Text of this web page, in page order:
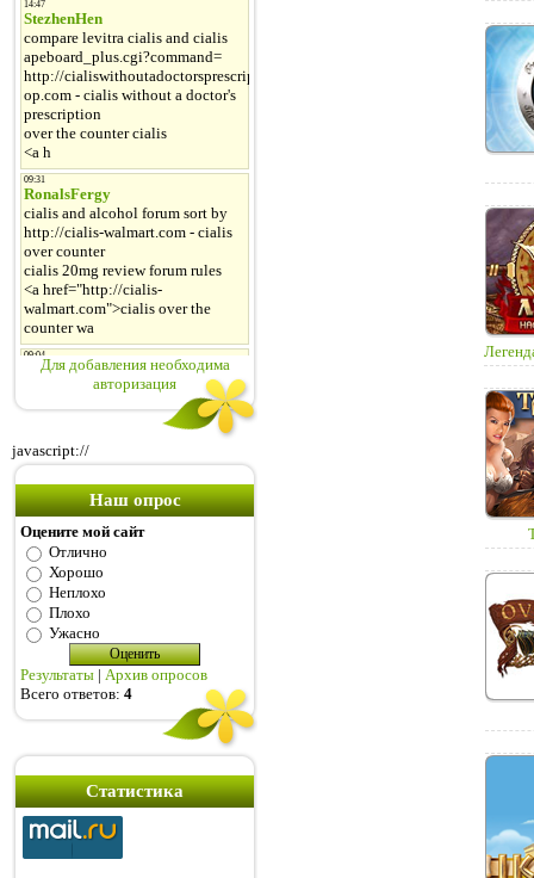
Для добавления необходима
авторизация
javascript://
Наш опрос
Оцените мой сайт
Отлично
Хорошо
Неплохо
Плохо
Ужасно
Результаты | Архив опросов
Всего ответов: 4
Статистика